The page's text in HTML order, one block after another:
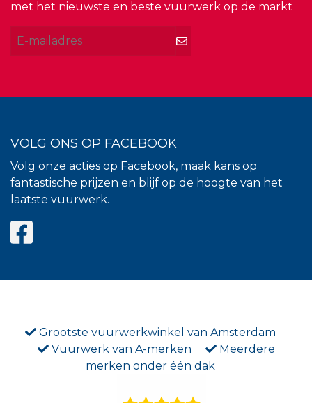
met het nieuwste en beste vuurwerk op de markt
VOLG ONS OP FACEBOOK
Volg onze acties op Facebook, maak kans op
fantastische prijzen en blijf op de hoogte van het
laatste vuurwerk.
Grootste vuurwerkwinkel van Amsterdam
Vuurwerk van A-merken
Meerdere
merken onder één dak